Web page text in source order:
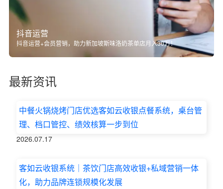
抖音运营
抖音运营+会员营销，助力新加坡斯味洛奶茶单店月入30万！
最新资讯
中餐火锅烧烤门店优选客如云收银点餐系统，桌台管
理、档口管控、绩效核算一步到位
2026.07.17
客如云收银系统｜茶饮门店高效收银+私域营销一体
化，助力品牌连锁规模化发展